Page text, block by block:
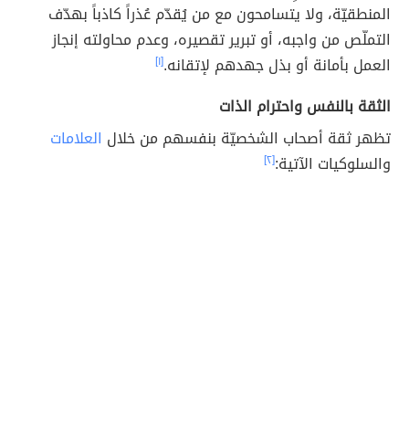
المنطقيّة، ولا يتسامحون مع من يُقدّم عُذراً كاذباً بهدّف
التملّص من واجبه، أو تبرير تقصيره، وعدم محاولته إنجاز
العمل بأمانة أو بذل جهدهم لإتقانه.[١]
الثقة بالنفس واحترام الذات
تظهر ثقة أصحاب الشخصيّة بنفسهم من خلال العلامات
والسلوكيات الآتية:[٢]